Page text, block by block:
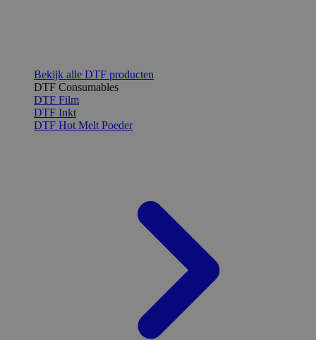
Bekijk alle DTF producten
DTF Consumables
DTF Film
DTF Inkt
DTF Hot Melt Poeder